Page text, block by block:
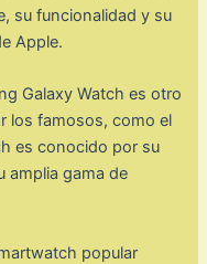
su funcionalidad y su
Apple.
Galaxy Watch es otro
los famosos, como el
es conocido por su
amplia gama de
popular